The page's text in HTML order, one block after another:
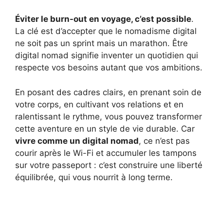
Éviter le burn-out en voyage, c’est possible.
La clé est d’accepter que le nomadisme digital
ne soit pas un sprint mais un marathon. Être
digital nomad signifie inventer un quotidien qui
respecte vos besoins autant que vos ambitions.
En posant des cadres clairs, en prenant soin de
votre corps, en cultivant vos relations et en
ralentissant le rythme, vous pouvez transformer
cette aventure en un style de vie durable. Car
vivre comme un digital nomad, ce n’est pas
courir après le Wi-Fi et accumuler les tampons
sur votre passeport : c’est construire une liberté
équilibrée, qui vous nourrit à long terme.